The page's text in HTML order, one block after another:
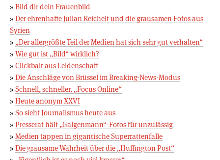
» Bild dir dein Frauenbild
» Der ehrenhafte Julian Reichelt und die grausamen Fotos aus
Syrien
» „Der allergrößte Teil der Medien hat sich sehr gut verhalten“
» Wie gut ist „Bild“ wirklich?
» Clickbait aus Leidenschaft
» Die Anschläge von Brüssel im Breaking-News-Modus
» Schnell, schneller, „Focus Online“
» Heute anonym XXVI
» So sieht Journalismus heute aus
» Presserat hält „Galgenmann“-Fotos für unzulässig
» Medien tappen in gigantische Superrattenfalle
» Die grausame Wahrheit über die „Huffington Post“